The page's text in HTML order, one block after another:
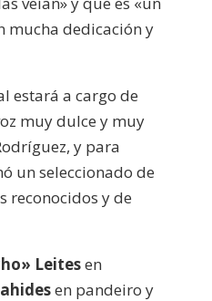
mucha dedicación y
estará a cargo de
muy dulce y muy
y para
un seleccionado de
reconocidos y de
Leitesen
en pandeiro y